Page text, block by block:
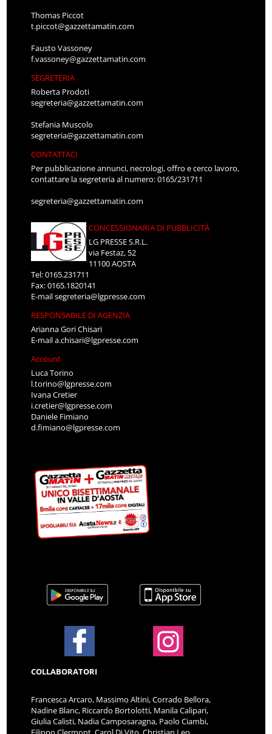
Thomas Piccot
t.piccot@gazzettamatin.com
Fausto Vassoney
f.vassoney@gazzettamatin.com
SEGRETERIA
Roberta Prodoti
segreteria@gazzettamatin.com
Stefania Muscolo
segreteria@gazzettamatin.com
CONTATTACI
Per pubblicazione annunci, necrologi, offro e cerco lavoro,
contattare la segreteria al numero: 0165/231711
segreteria@gazzettamatin.com
CONCESSIONARIA DI PUBBLICITÀ
LG PRESSE S.R.L.
via Festaz, 52
11100 AOSTA
Tel: 0165.231711
Fax: 0165.1820141
E-mailsegreteria@lgpresse.com
RESPONSABILE DI AGENZIA
Arianna Gori Chisari
E-maila.chisari@lgpresse.com
Account
Luca Torino
l.torino@lgpresse.com
Ivana Cretier
i.cretier@lgpresse.com
Daniele Fimiano
d.fimiano@lgpresse.com
COLLABORATORI
Francesca Arcaro, Massimo Altini, Corrado Bellora,
Nadine Blanc, Riccardo Bortolotti, Manila Calipari,
Giulia Calisti, Nadia Camposaragna, Paolo Ciambi,